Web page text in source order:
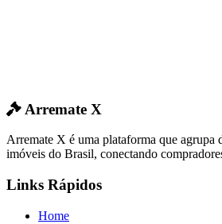
Arremate X
Arremate X é uma plataforma que agrupa
imóveis do Brasil, conectando
Links Rápidos
Home